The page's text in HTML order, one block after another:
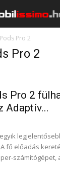
Pro 2
Pro 2
Pro 2
Adaptív...
A fő előadás
számítógépet,